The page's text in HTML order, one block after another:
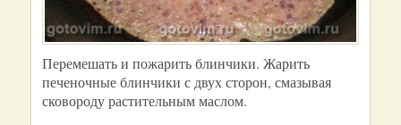
Перемешать и пожарить блинчики. Жарить
печеночные блинчики с двух сторон, смазывая
сковороду растительным маслом.